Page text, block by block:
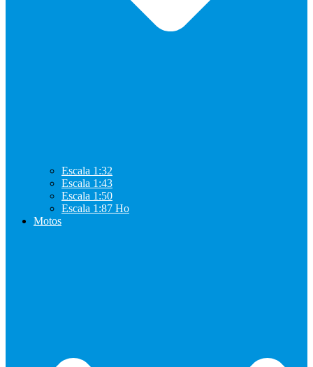
Escala 1:32
Escala 1:43
Escala 1:50
Escala 1:87 Ho
Motos